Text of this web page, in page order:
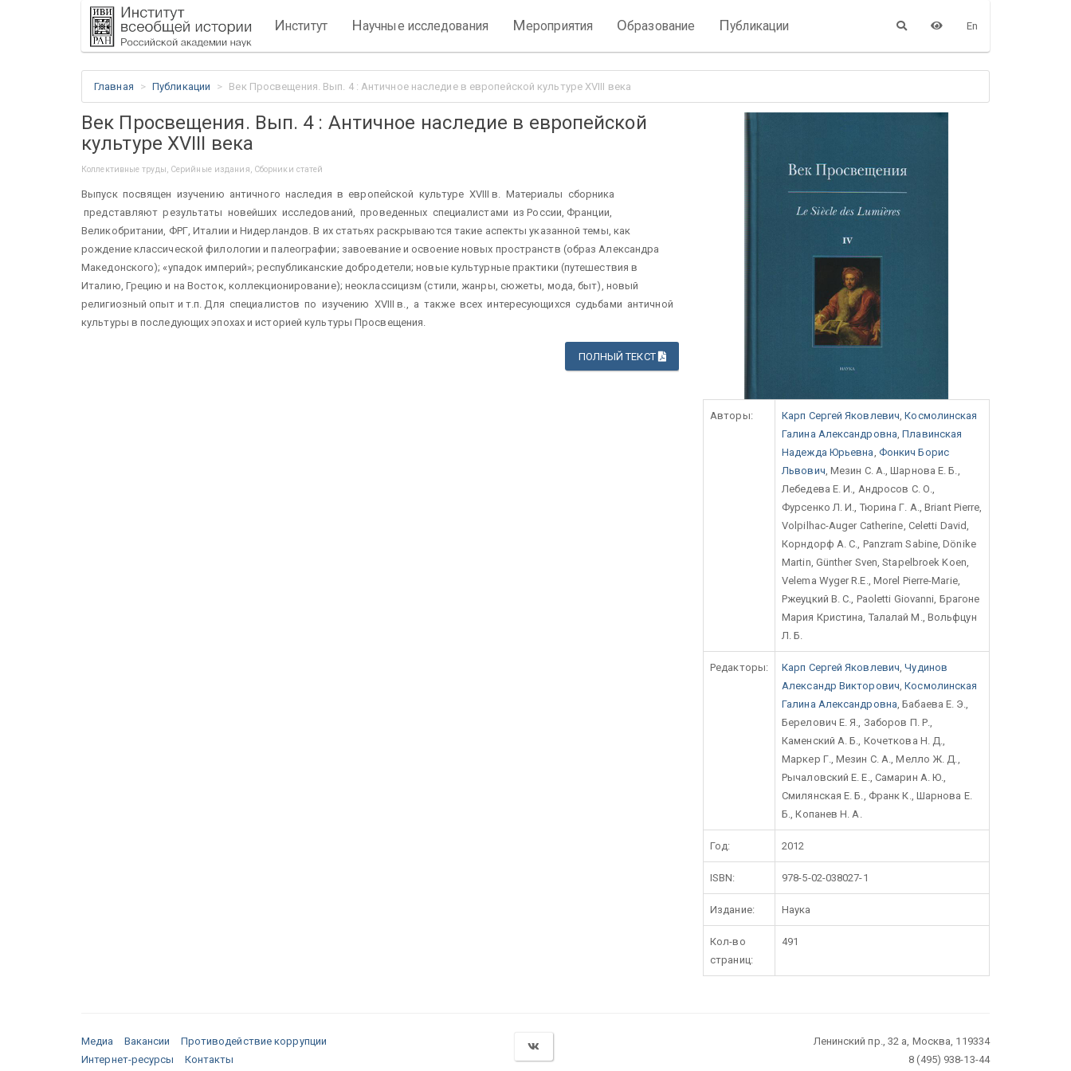
Институт Научные исследования Мероприятия Образование Публикации En
Главная Публикации Век Просвещения. Вып. 4 : Античное наследие в европейской культуре XVIII века
Век Просвещения. Вып. 4 : Античное наследие в европейской
культуре XVIII века
Коллективные труды, Серийные издания, Сборники статей
Выпуск посвящен изучению античного наследия в европейской культуре XVIII в. Материалы сборника
представляют результаты новейших исследований, проведенных специалистами из России, Франции,
Великобритании, ФРГ, Италии и Нидерландов. В их статьях раскрываются такие аспекты указанной темы, как
рождение классической филологии и палеографии; завоевание и освоение новых пространств (образ Александра
Македонского); «упадок империй»; республиканские добродетели; новые культурные практики (путешествия в
Италию, Грецию и на Восток, коллекционирование); неоклассицизм (стили, жанры, сюжеты, мода, быт), новый
религиозный опыт и т.п. Для специалистов по изучению XVIII в., а также всех интересующихся судьбами античной
культуры в последующих эпохах и историей культуры Просвещения.
ПОЛНЫЙ ТЕКСТ
Авторы: Карп Сергей Яковлевич ,Космолинская
Галина Александровна ,Плавинская
Надежда Юрьевна Фонкич Борис
Львович , Мезин С. А., Шарнова Е. Б.,
Лебедева Е. И., Андросов С. О.,
Фурсенко Л. И., Тюрина Г. А., Briant Pierre,
Volpilhac-Auger Catherine, Celetti David,
Корндорф А. С., Panzram Sabine, Dönike
Martin, Günther Sven, Stapelbroek Koen,
Velema Wyger R.E., Morel Pierre-Marie,
Ржеуцкий В. С., Paoletti Giovanni, Брагоне
Мария Кристина, Талалай М., Вольфцун
Л. Б.
Редакторы: Карп Сергей Яковлевич ,Чудинов
Александр Викторович ,Космолинская
Галина Александровна , Бабаева Е. Э.,
Берелович Е. Я., Заборов П. Р.,
Каменский А. Б., Кочеткова Н. Д.,
Маркер Г., Мезин С. А., Мелло Ж. Д.,
Рычаловский Е. Е., Самарин А. Ю.,
Смилянская Е. Б., Франк К., Шарнова Е.
Б., Копанев Н. А.
Год: 2012
ISBN: 978-5-02-038027-1
Издание: Наука
Кол-во
страниц:
491
Медиа Вакансии
Противодействие коррупции
Интернет-ресурсы
Контакты
Ленинский пр., 32 а, Москва, 119334
8 (495) 938-13-44